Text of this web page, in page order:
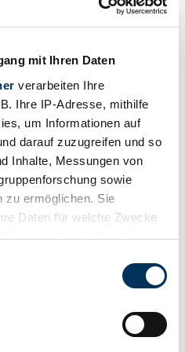
mit Ihren Daten
verarbeiten Ihre
Ihre IP-Adresse, mithilfe
um Informationen auf
darauf zuzugreifen und so
Inhalte, Messungen von
sowie
zu ermöglichen. Sie
Daten für welche Zwecke
jederzeit über die
geografische Lage
350